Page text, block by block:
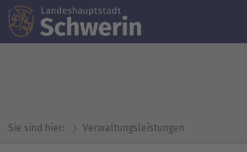
Sie sind hier: Verwaltungsleistungen